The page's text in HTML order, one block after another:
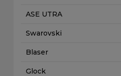
ASE UTRA
Swarovski
Blaser
Glock